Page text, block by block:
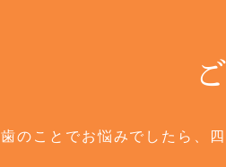
歯のことでお悩みでしたら、